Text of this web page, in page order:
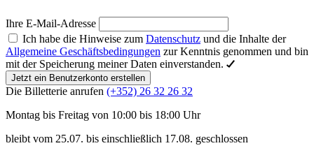
Ihre E-Mail-Adresse
Ich habe die Hinweise zum Datenschutz und die Inhalte der
Allgemeine Geschäftsbedingungen zur Kenntnis genommen und bin
mit der Speicherung meiner Daten einverstanden.
Jetzt ein Benutzerkonto erstellen
Die Billetterie anrufen (+352) 26 32 26 32
Montag bis Freitag von 10:00 bis 18:00 Uhr
bleibt vom 25.07. bis einschließlich 17.08. geschlossen